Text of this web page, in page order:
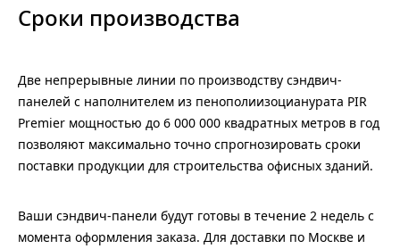
Сроки производства
Две непрерывные линии по производству сэндвич-
панелей с наполнителем из пенополиизоцианурата PIR
Premier мощностью до 6 000 000 квадратных метров в год
позволяют максимально точно спрогнозировать сроки
поставки продукции для строительства офисных зданий.
Ваши сэндвич-панели будут готовы в течение 2 недель с
момента оформления заказа. Для доставки по Москве и